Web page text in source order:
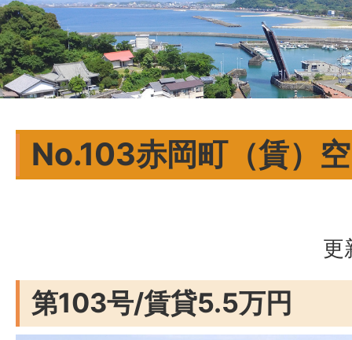
No.103赤岡町（賃）
更
第103号/賃貸5.5万円